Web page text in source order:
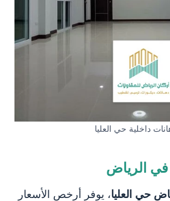
داخلية حي العليا
في الرياض
حي العليا، يوفر أرخص الأسعار